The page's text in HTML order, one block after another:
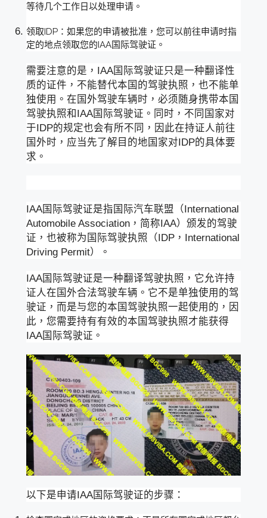
等待几个工作日以处理申请。
领取IDP：如果您的申请被批准，您可以前往申请时指
定的地点领取您的IAA国际驾驶证。
需要注意的是，IAA国际驾驶证只是一种翻译性
质的证件，不能替代本国的驾驶执照，也不能单
独使用。在国外驾驶车辆时，必须随身携带本国
驾驶执照和IAA国际驾驶证。同时，不同国家对
于IDP的规定也会有所不同，因此在持证人前往
国外时，应当先了解目的地国家对IDP的具体要
求。
IAA国际驾驶证是指国际汽车联盟（International
Automobile Association，简称IAA）颁发的驾驶
证，也被称为国际驾驶执照（IDP，International
Driving Permit）。
IAA国际驾驶证是一种翻译驾驶执照，它允许持
证人在国外合法驾驶车辆。它不是单独使用的驾
驶证，而是与您的本国驾驶执照一起使用的，因
此，您需要持有有效的本国驾驶执照才能获得
IAA国际驾驶证。
以下是申请IAA国际驾驶证的步骤：